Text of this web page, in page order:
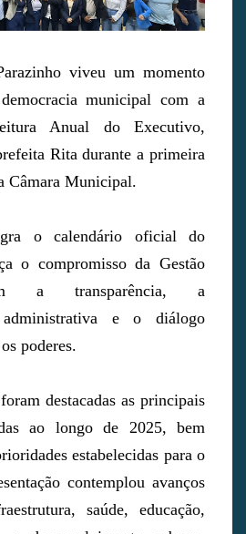
viveu um momento
municipal com a
Anual do Executivo,
Rita durante a primeira
Câmara Municipal.
o calendário oficial do
o compromisso da Gestão
a transparência, a
administrativa e o diálogo
poderes.
destacadas as principais
ao longo de 2025, bem
estabelecidas para o
contemplou avanços
saúde, educação,